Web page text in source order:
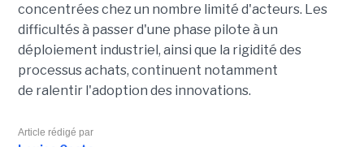
concentrées chez un nombre limité d'acteurs. Les
difficultés à passer d'une phase pilote à un
déploiement industriel, ainsi que la rigidité des
processus achats, continuent notamment
de ralentir l'adoption des innovations.
Article rédigé par